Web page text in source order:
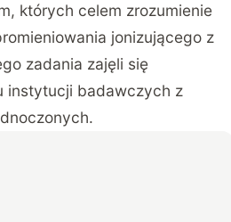
których celem zrozumienie
jonizującego z
zadania zajęli się
instytucji badawczych z